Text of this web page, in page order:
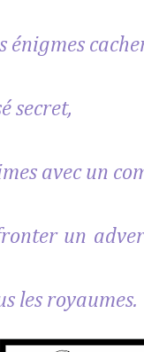
énigmes
secret,
avec un
un
les royaumes.